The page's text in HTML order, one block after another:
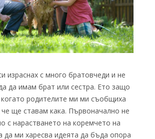
израснах с много братовчеди и не
да имам брат или сестра. Ето защо
когато родителите ми ми съобщиха
че ще ставам кака. Първоначално не
с нарастването на коремчето на
да ми харесва идеята да бъда опора